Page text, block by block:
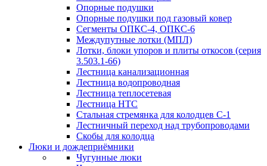
Опорные подушки
Опорные подушки под газовый ковер
Сегменты ОПКС-4, ОПКС-6
Междупутные лотки (МПЛ)
Лотки, блоки упоров и плиты откосов (серия
3.503.1-66)
Лестница канализационная
Лестница водопроводная
Лестница теплосетевая
Лестница НТС
Стальная стремянка для колодцев С-1
Лестничный переход над трубопроводами
Скобы для колодца
Люки и дождеприёмники
Чугунные люки